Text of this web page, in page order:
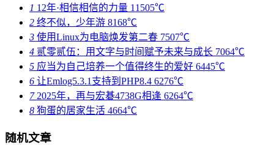
1 12年·相信相信的力量 11505℃
2 终不似，少年游 8168℃
3 使用Linux为电脑焕发第二春 7507℃
4 贰零贰伍：用文字与时间赋予未来与成长 7064℃
5 应当为自己培养一个值得终生的爱好 6445℃
6 让Emlog5.3.1支持到PHP8.4 6276℃
72025年，再与宏碁4738G相逢 6264℃
8 狗蛋的居家生活 4664℃
随机文章